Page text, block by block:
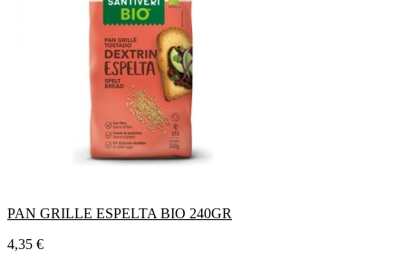
PAN GRILLE ESPELTA BIO 240GR
Precio
4,35 €